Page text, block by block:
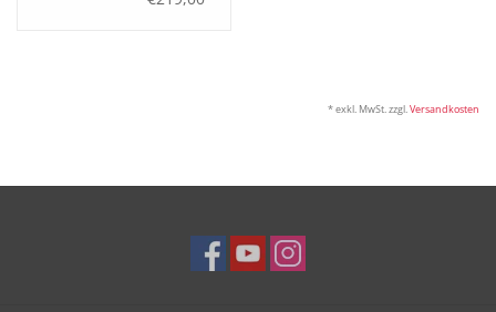
* exkl. MwSt. zzgl.Versandkosten